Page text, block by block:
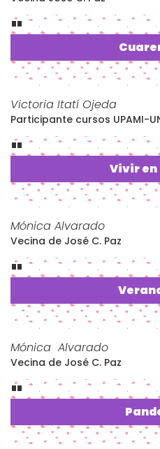
Victoria Itatí Ojeda
Participante cursos UPAMI-
Vivir
Mónica Alvarado
Vecina de José C. Paz
Mónica Alvarado
Vecina de José C. Paz